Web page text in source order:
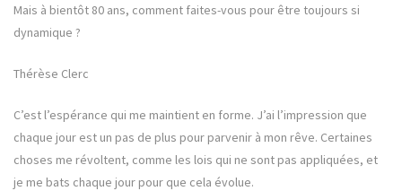
Mais à bientôt 80 ans, comment faites-vous pour être toujours si
dynamique ?
Thérèse Clerc
C’est l’espérance qui me maintient en forme. J’ai l’impression que
chaque jour est un pas de plus pour parvenir à mon rêve. Certaines
choses me révoltent, comme les lois qui ne sont pas appliquées, et
je me bats chaque jour pour que cela évolue.